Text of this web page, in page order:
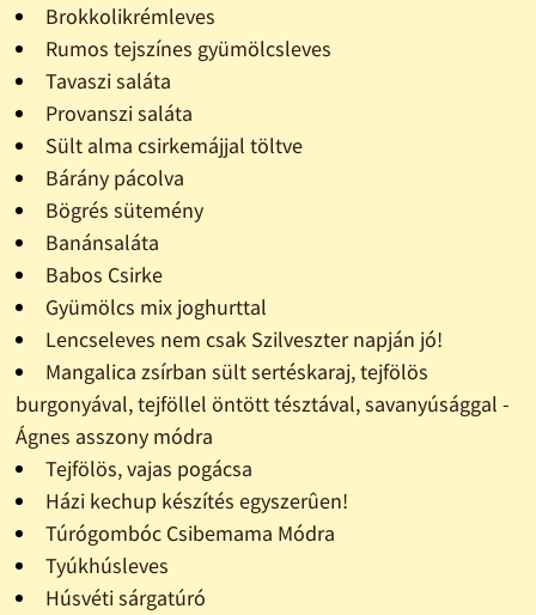
Brokkolikrémleves
Rumos tejszínes gyümölcsleves
Tavaszi saláta
Provanszi saláta
Sült alma csirkemájjal töltve
Bárány pácolva
Bögrés sütemény
Banánsaláta
Babos Csirke
Gyümölcs mix joghurttal
Lencseleves nem csak Szilveszter napján jó!
Mangalica zsírban sült sertéskaraj, tejfölös
burgonyával, tejföllel öntött tésztával, savanyúsággal -
Ágnes asszony módra
Tejfölös, vajas pogácsa
Házi kechup készítés egyszerûen!
Túrógombóc Csibemama Módra
Tyúkhúsleves
Húsvéti sárgatúró